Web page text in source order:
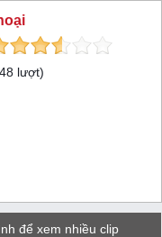
lượt)
để xem nhiều clip